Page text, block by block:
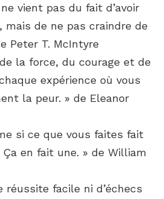
vient pas du fait d’avoir
mais de ne pas craindre de
Peter T. McIntyre
la force, du courage et de
expérience où vous
la peur. » de Eleanor
si ce que vous faites fait
en fait une. » de William
réussite facile ni d’échecs